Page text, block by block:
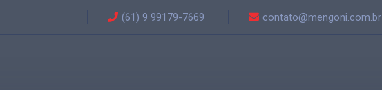
(61) 9 99179-7669 contato@mengoni.com.br